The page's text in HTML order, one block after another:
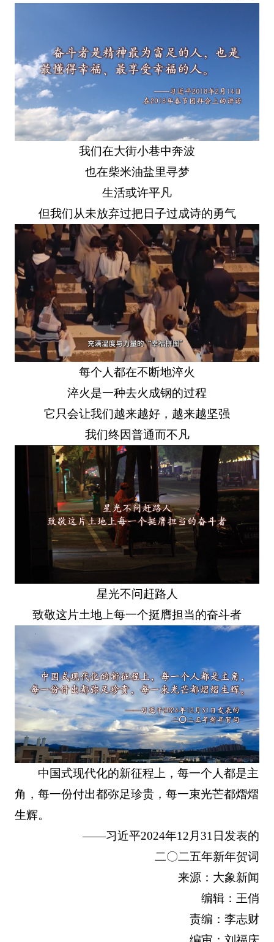
我们在大街小巷中奔波
也在柴米油盐里寻梦
生活或许平凡
但我们从未放弃过把日子过成诗的勇气
每个人都在不断地淬火
淬火是一种去火成钢的过程
它只会让我们越来越好，越来越坚强
我们终因普通而不凡
星光不问赶路人
致敬这片土地上每一个挺膺担当的奋斗者
中国式现代化的新征程上，每一个人都是主
角，每一份付出都弥足珍贵，每一束光芒都熠熠
生辉。
——习近平2024年12月31日发表的
二〇二五年新年贺词
来源：大象新闻
编辑：王俏
责编：李志财